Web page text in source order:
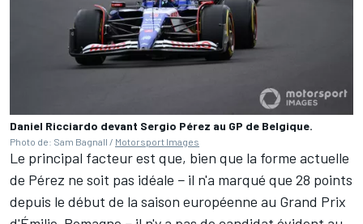
Daniel Ricciardo devant Sergio Pérez au GP de Belgique.
Photo de: Sam Bagnall / Motorsport Images
Le principal facteur est que, bien que la forme actuelle
de Pérez ne soit pas idéale − il n'a marqué que 28 points
depuis le début de la saison européenne au Grand Prix